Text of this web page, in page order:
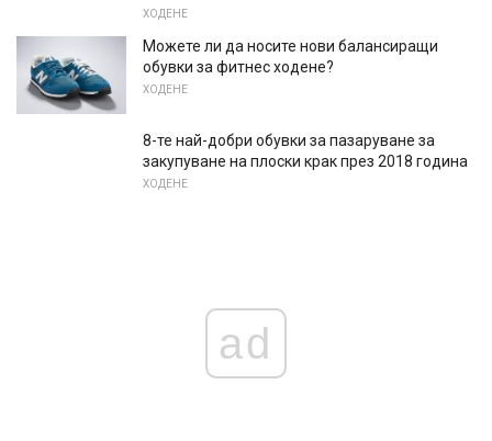
ХОДЕНЕ
Можете ли да носите нови балансиращи
обувки за фитнес ходене?
ХОДЕНЕ
8-те най-добри обувки за пазаруване за
закупуване на плоски крак през 2018 година
ХОДЕНЕ
ad